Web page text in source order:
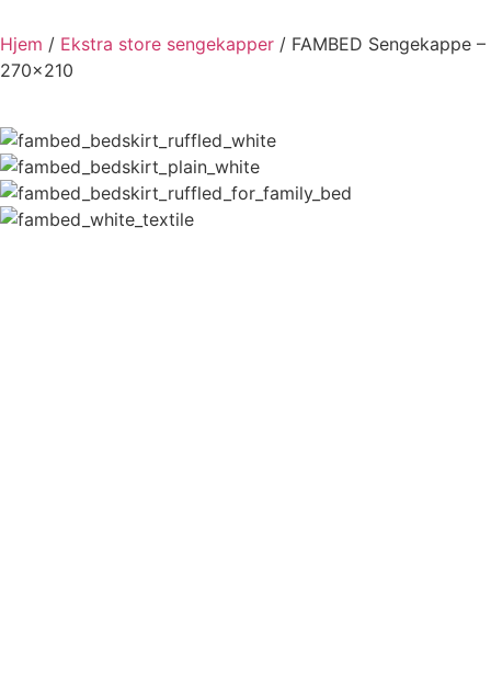
Hjem / Ekstra store sengekapper / FAMBED Sengekappe –
270×210